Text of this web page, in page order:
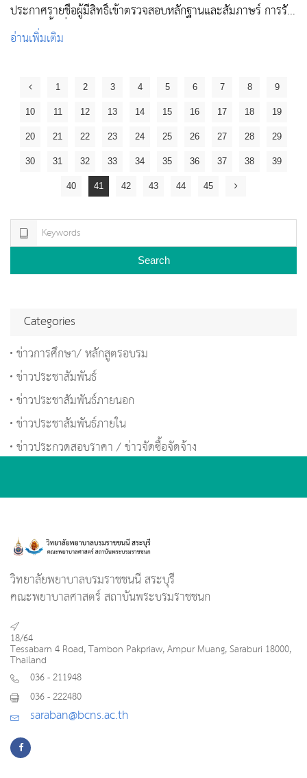
ประกาศรายชื่อผู้มีสิทธิ์เข้าตรวจสอบหลักฐานและสัมภาษร์ การรับ
ตรงจากพื้นที่ ประจปีการศึกษา 2563
อ่านเพิ่มเติม
1 2 3 4 5 6 7 8 9
10 11 12 13 14 15 16 17 18 19
20 21 22 23 24 25 26 27 28 29
30 31 32 33 34 35 36 37 38 39
40 41 42 43 44 45
Search
Categories
ข่าวการศึกษา/ หลักสูตรอบรม
ข่าวประชาสัมพันธ์
ข่าวประชาสัมพันธ์ภายนอก
ข่าวประชาสัมพันธ์ภายใน
ข่าวประกวดสอบราคา / ข่าวจัดซื้อจัดจ้าง
วิทยาลัยพยาบาลบรมราชชนนี สระบุรี
คณะพยาบาลศาสตร์ สถาบันพระบรมราชชนก
18/64
Tessabarn 4 Road, Tambon Pakpriaw, Ampur Muang, Saraburi 18000,
Thailand
036 - 211948
036 - 222480
saraban@bcns.ac.th